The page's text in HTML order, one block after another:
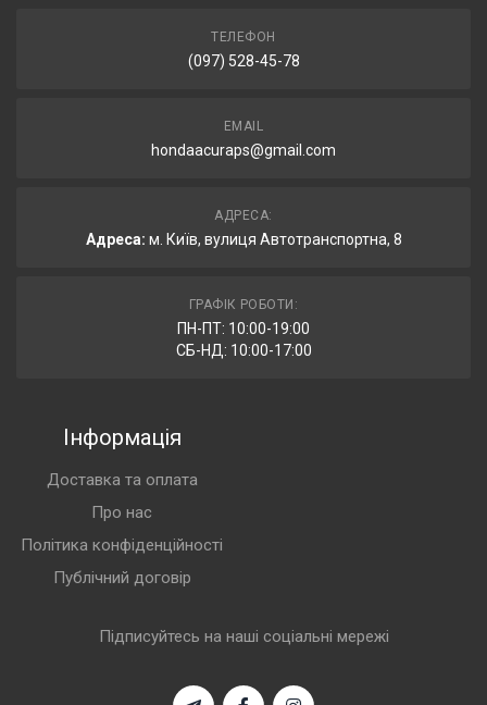
ТЕЛЕФОН
(097) 528-45-78
EMAIL
hondaacuraps@gmail.com
АДРЕСА:
Адреса: м. Київ, вулиця Автотранспортна, 8
ГРАФІК РОБОТИ:
ПН-ПТ: 10:00-19:00
СБ-НД: 10:00-17:00
Інформація
Доставка та оплата
Про нас
Політика конфіденційності
Публічний договір
Підписуйтесь на наші соціальні мережі